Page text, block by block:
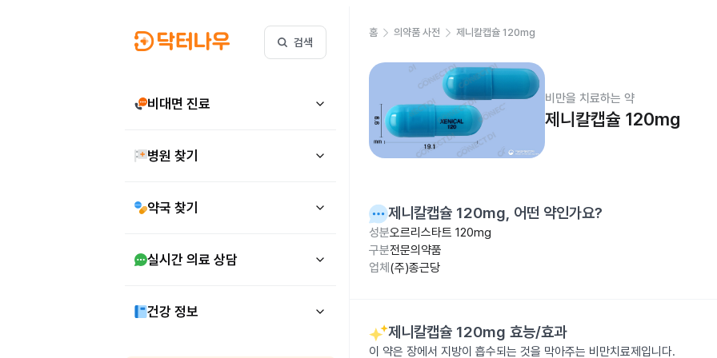
검색
비대면 진료
병원 찾기
약국 찾기
실시간 의료 상담
건강 정보
홈 의약품 사전 제니칼캡슐 120mg
비만을 치료하는 약
제니칼캡슐 120mg
제니칼캡슐 120mg, 어떤 약인가요?
성분오르리스타트 120mg
구분전문의약품
업체 (주)종근당
제니칼캡슐 120mg 효능/효과
이 약은 장에서 지방이 흡수되는 것을 막아주는 비만치료제입니다.